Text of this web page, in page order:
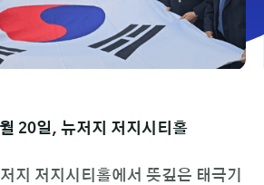
20일, 뉴저지 저지시티홀
지 저지시티홀에서 뜻깊은 태극기